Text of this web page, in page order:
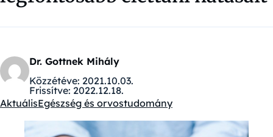
Dr. Gottnek Mihály
Közzétéve: 2021.10.03.
Frissítve: 2022.12.18.
Kategóriák:
AktuálisEgészség és orvostudomány